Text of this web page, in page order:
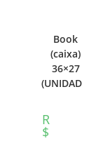
Book
(caixa)
36×27
(UNIDADE)
R
$